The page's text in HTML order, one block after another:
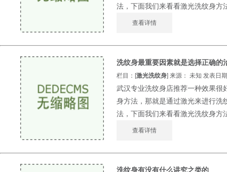
法，下面我们来看看激光洗纹身方
查看详情
洗纹身最重要因素就是选择正确的
栏目：[激光洗纹身] 来源： 未知 发表日
武汉专业洗纹身店推荐一种效果很
身方法，那就是通过激光来进行洗
法，下面我们来看看激光洗纹身方
查看详情
洗纹身有没有什么讲究之类的